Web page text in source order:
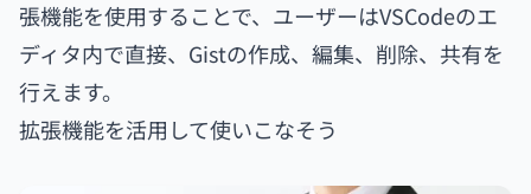
張機能を使用することで、ユーザーはVSCodeのエ
ディタ内で直接、Gistの作成、編集、削除、共有を
行えます。
拡張機能を活用して使いこなそう